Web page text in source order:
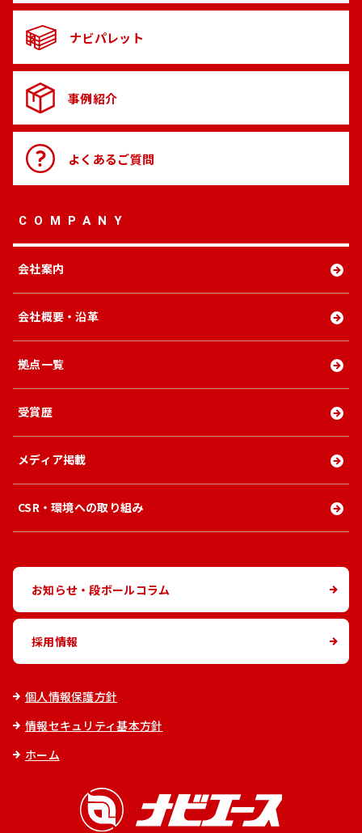
個人情報保護方針
情報セキュリティ基本方針
ホーム
ナビパレット
事例紹介
よくあるご質問
COMPANY
会社案内
会社概要・沿革
拠点一覧
受賞歴
メディア掲載
CSR・環境への取り組み
お知らせ・段ボールコラム
採用情報